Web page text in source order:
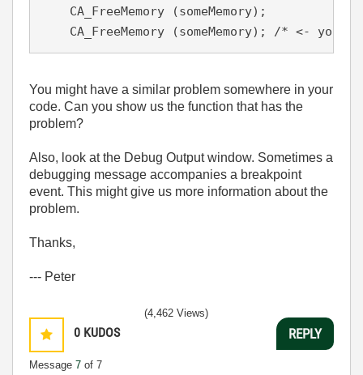
    CA_FreeMemory (someMemory);
CA_FreeMemory (someMemory); /* <- your
You might have a similar problem somewhere in your
code. Can you show us the function that has the
problem?
Also, look at the Debug Output window. Sometimes a
debugging message accompanies a breakpoint
event. This might give us more information about the
problem.
Thanks,
--- Peter
0 KUDOS
Message 7 of 7
(4,462 Views)
REPLY